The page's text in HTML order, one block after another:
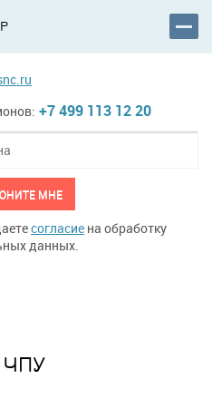
+7 499 113 12 20
МНЕ
согласие на обработку
данных.